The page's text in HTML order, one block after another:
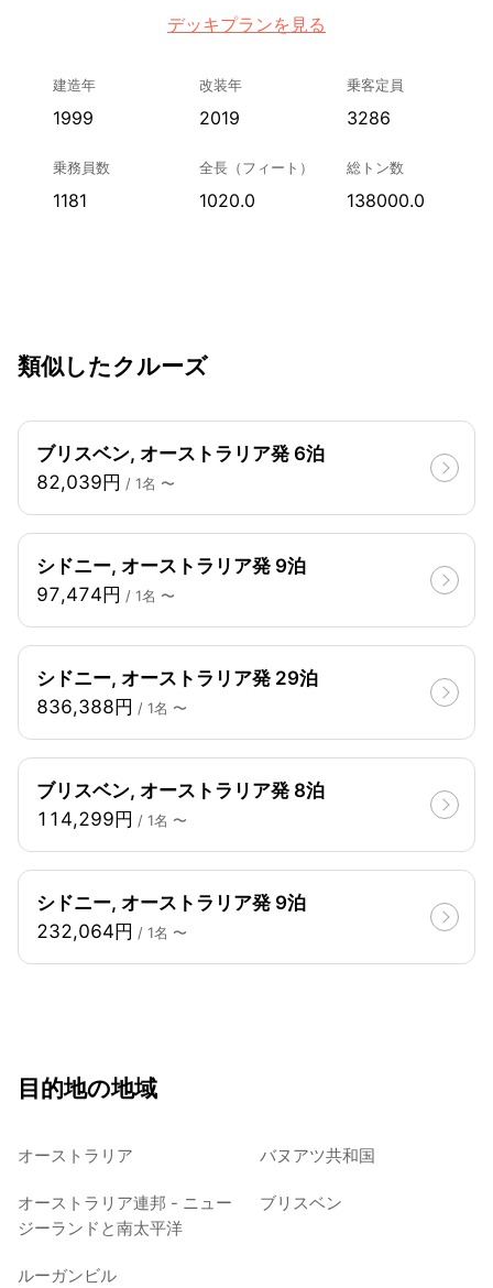
デッキプランを見る
建造年
1999
改装年
2019
乗客定員
3286
乗務員数
1181
全長（フィート）
1020.0
総トン数
138000.0
類似したクルーズ
ブリスベン, オーストラリア発 6泊
82,039円 / 1名 〜
シドニー, オーストラリア発 9泊
97,474円 / 1名 〜
シドニー, オーストラリア発 29泊
836,388円 / 1名 〜
ブリスベン, オーストラリア発 8泊
114,299円 / 1名 〜
シドニー, オーストラリア発 9泊
232,064円 / 1名 〜
目的地の地域
オーストラリア バヌアツ共和国
オーストラリア連邦 - ニュー
ジーランドと南太平洋
ブリスベン
ルーガンビル